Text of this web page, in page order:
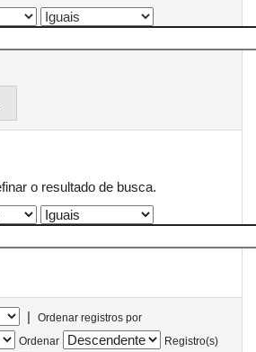
o resultado de busca.
|
Ordenar registros por
Ordenar
Registro(s)